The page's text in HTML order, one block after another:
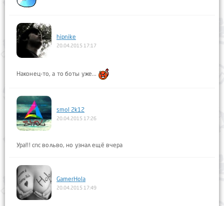
hipnike
20.04.2015 17:17
Наконец-то, а то боты уже...
smol 2k12
20.04.2015 17:26
Ура!!! спс вольво, но узнал ещё вчера
GamerHola
20.04.2015 17:49